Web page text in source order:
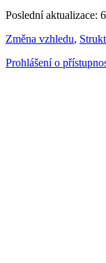
Poslední aktualizace:
Změna vzhledu,
Prohlášení o